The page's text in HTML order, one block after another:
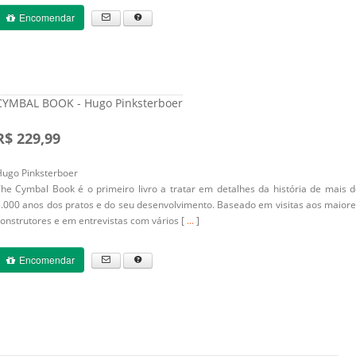
Encomendar
BOOK - Hugo Pinksterboer
229,99
Pinksterboer
Cymbal Booké o primeiro livro a tratar em detalhes da história de mais
anos dos pratos e do seu desenvolvimento. Baseado em visitas aos
e em entrevistas com vários [ ...]
Encomendar